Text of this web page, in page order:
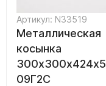
Артикул: N33519
Металлическая
косынка
300х300х424х5
09Г2С